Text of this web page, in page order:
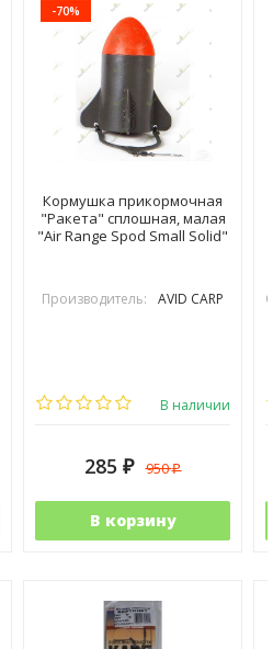
-70%
Кормушка прикормочная
"Ракета" сплошная, малая
"Air Range Spod Small Solid"
Производитель: AVID CARP
В наличии
285 ₽ 950₽
В корзину